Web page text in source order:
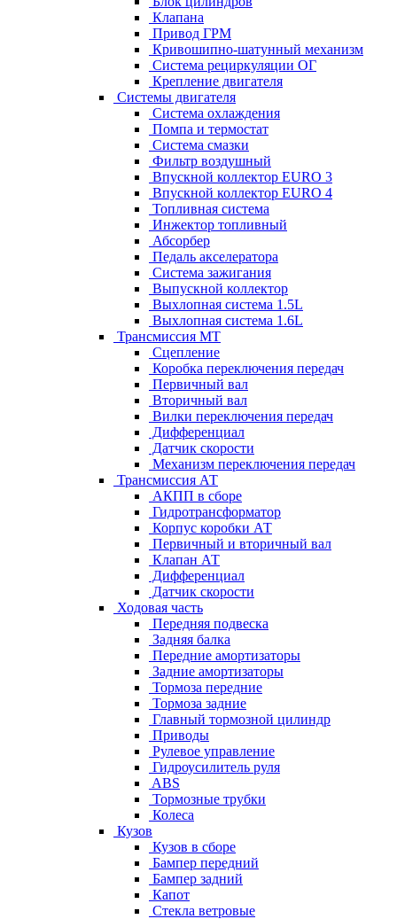
Клапана
Привод ГРМ
Кривошипно-шатунный механизм
Система рециркуляции ОГ
Крепление двигателя
Системы двигателя
Система охлаждения
Помпа и термостат
Система смазки
Фильтр воздушный
Впускной коллектор EURO 3
Впускной коллектор EURO 4
Топливная система
Инжектор топливный
Абсорбер
Педаль акселератора
Система зажигания
Выпускной коллектор
Выхлопная система 1.5L
Выхлопная система 1.6L
Трансмиссия МТ
Сцепление
Коробка переключения передач
Первичный вал
Вторичный вал
Вилки переключения передач
Дифференциал
Датчик скорости
Механизм переключения передач
Трансмиссия АТ
АКПП в сборе
Гидротрансформатор
Корпус коробки АТ
Первичный и вторичный вал
Клапан АТ
Дифференциал
Датчик скорости
Ходовая часть
Передняя подвеска
Задняя балка
Передние амортизаторы
Задние амортизаторы
Тормоза передние
Тормоза задние
Главный тормозной цилиндр
Приводы
Рулевое управление
Гидроусилитель руля
ABS
Тормозные трубки
Колеса
Кузов
Кузов в сборе
Бампер передний
Бампер задний
Капот
Стекла ветровые